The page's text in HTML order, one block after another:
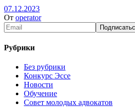
07.12.2023
От operator
Рубрики
Без рубрики
Конкурс Эссе
Новости
Обучение
Совет молодых адвокатов